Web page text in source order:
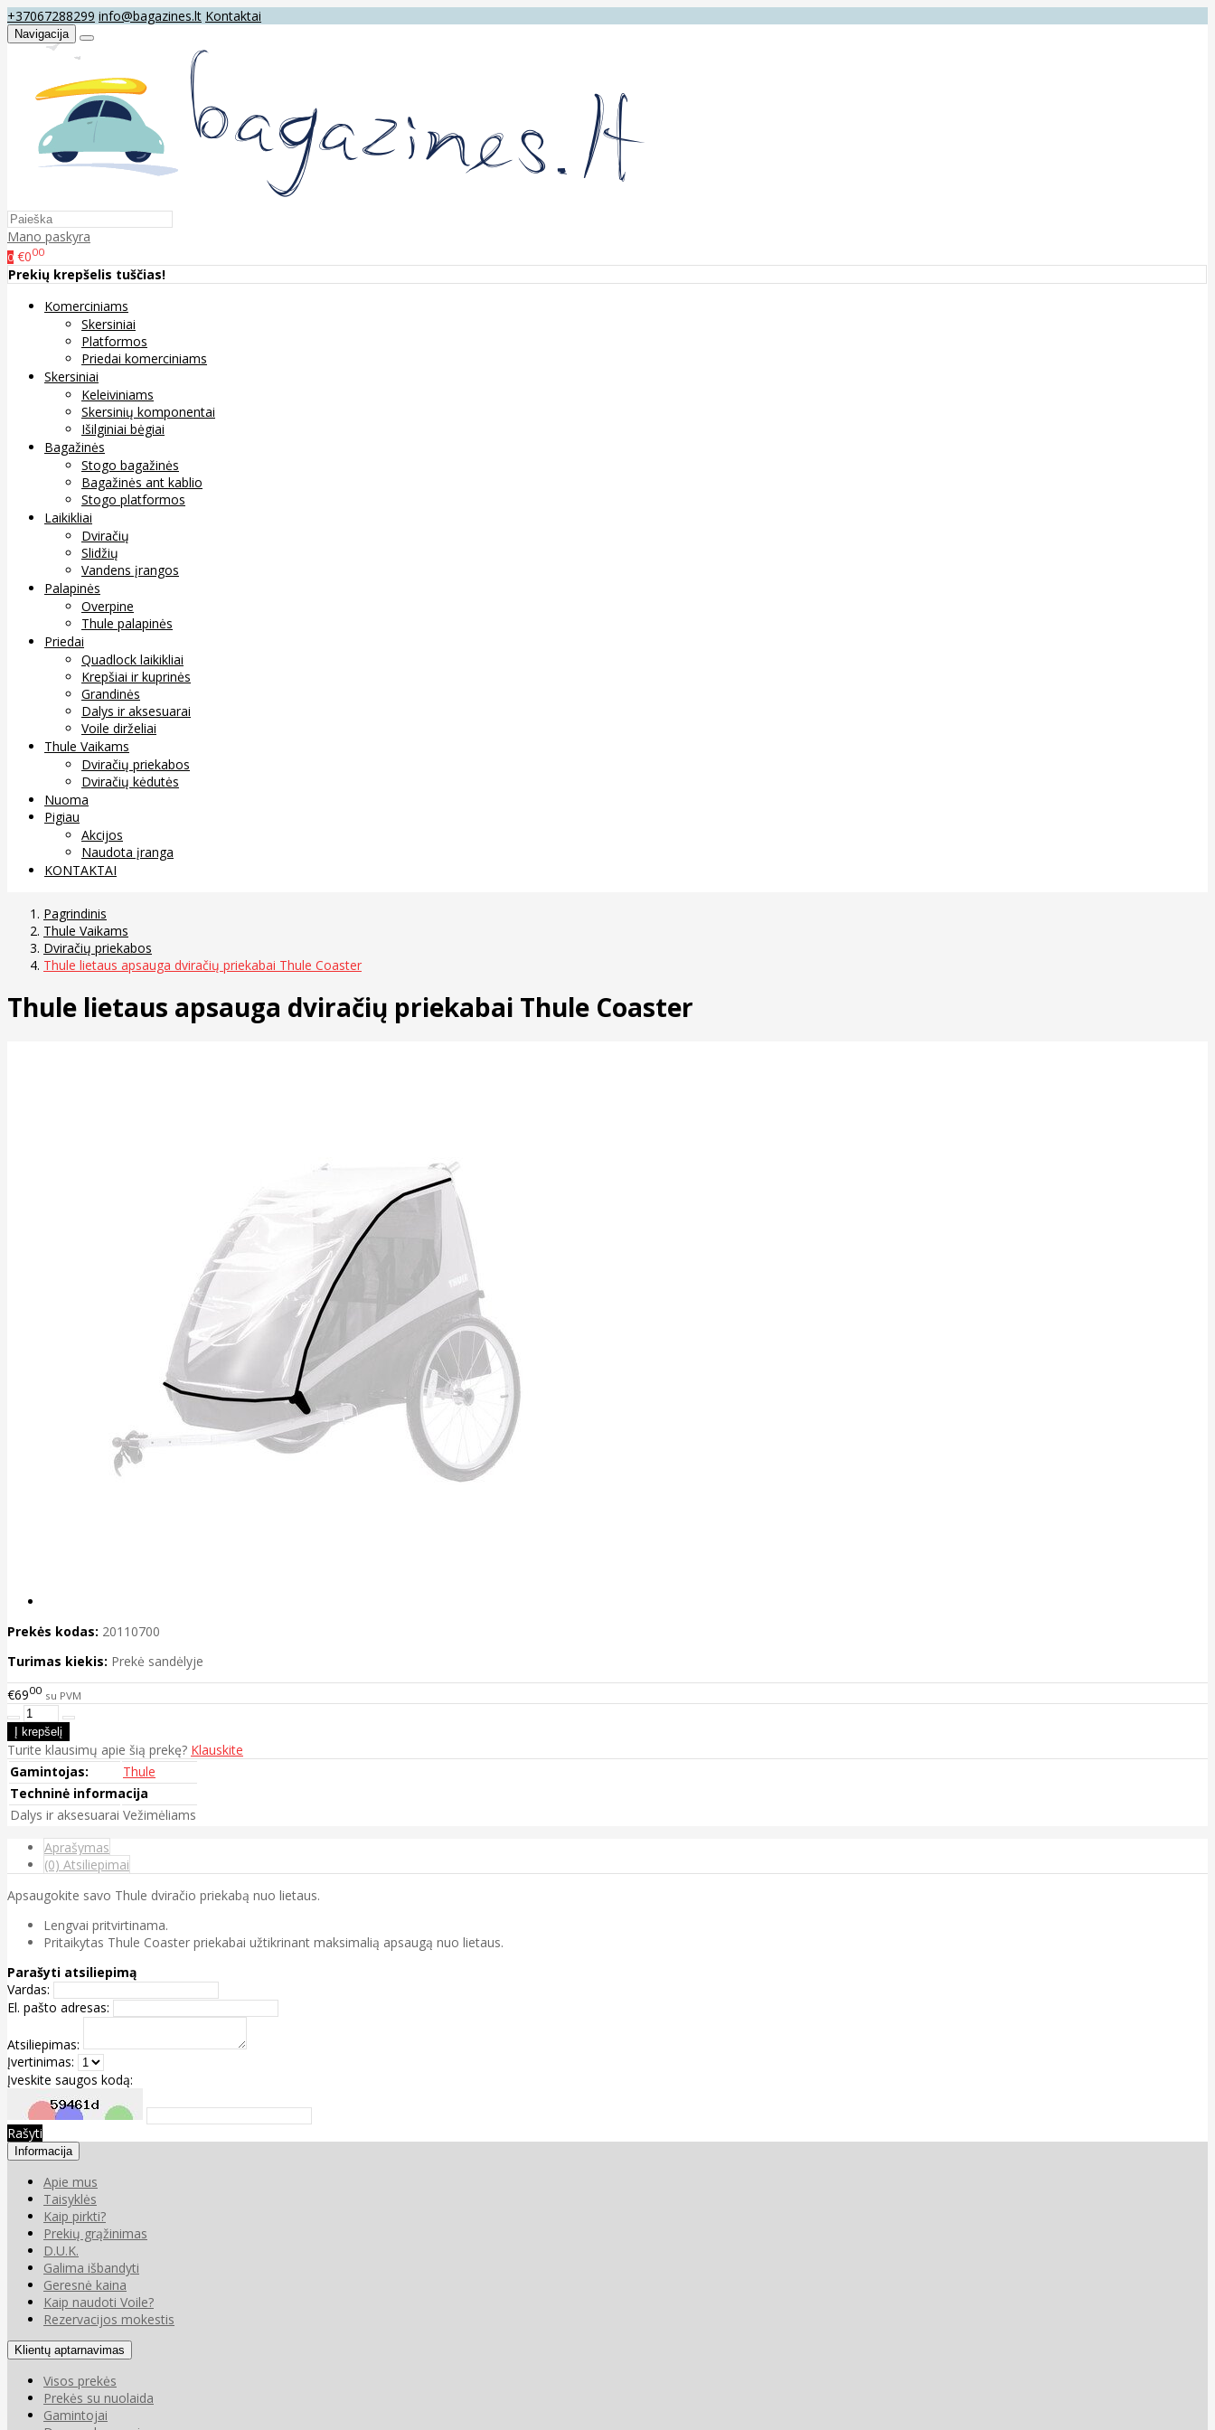
+37067288299 info@bagazines.lt Kontaktai
Navigacija
Mano paskyra
0 €000
Prekių krepšelis tuščias!
Komerciniams
Skersiniai
Platformos
Priedai komerciniams
Skersiniai
Keleiviniams
Skersinių komponentai
Išilginiai bėgiai
Bagažinės
Stogo bagažinės
Bagažinės ant kablio
Stogo platformos
Laikikliai
Dviračių
Slidžių
Vandens įrangos
Palapinės
Overpine
Thule palapinės
Priedai
Quadlock laikikliai
Krepšiai ir kuprinės
Grandinės
Dalys ir aksesuarai
Voile dirželiai
Thule Vaikams
Dviračių priekabos
Dviračių kėdutės
Nuoma
Pigiau
Akcijos
Naudota įranga
KONTAKTAI
Pagrindinis
Thule Vaikams
Dviračių priekabos
Thule lietaus apsauga dviračių priekabai Thule Coaster
Thule lietaus apsauga dviračių priekabai Thule Coaster
Prekės kodas: 20110700
Turimas kiekis: Prekė sandėlyje
€6900 su PVM
Turite klausimų apie šią prekę? Klauskite
Gamintojas:
Thule
Techninė informacija
Dalys ir aksesuarai Vežimėliams
Aprašymas
(0) Atsiliepimai
Apsaugokite savo Thule dviračio priekabą nuo lietaus.
Lengvai pritvirtinama.
Pritaikytas Thule Coaster priekabai užtikrinant maksimalią apsaugą nuo lietaus.
Parašyti atsiliepimą
Vardas:
El. pašto adresas:
Atsiliepimas:
Įvertinimas:
Įveskite saugos kodą:
Rašyti
Informacija
Apie mus
Taisyklės
Kaip pirkti?
Prekių grąžinimas
D.U.K.
Galima išbandyti
Geresnė kaina
Kaip naudoti Voile?
Rezervacijos mokestis
Klientų aptarnavimas
Visos prekės
Prekės su nuolaida
Gamintojai